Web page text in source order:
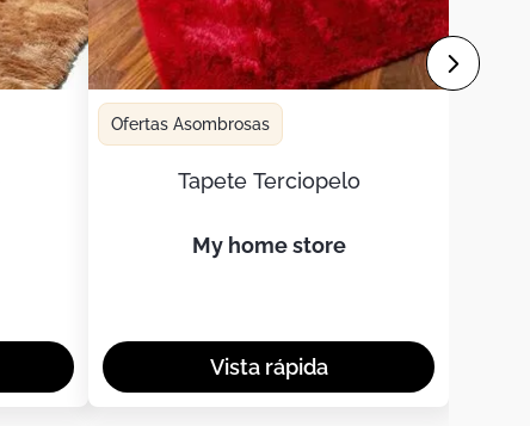
Ofertas Asombrosas
Tapete Terciopelo
my home store